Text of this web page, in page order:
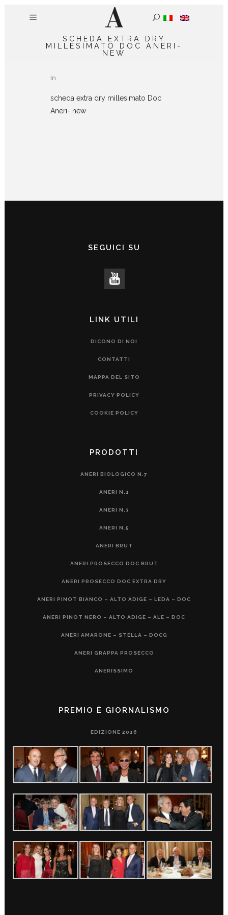
SCHEDA EXTRA DRY
MILLESIMATO DOC ANERI-
NEW
In
scheda extra dry millesimato Doc
Aneri- new
SEGUICI SU
LINK UTILI
DICONO DI NOI
CONTATTI
MAPPA DEL SITO
PRIVACY POLICY
COOKIE POLICY
PRODOTTI
ANERI BIOLOGICO N.7
ANERI N.1
ANERI N.3
ANERI N.5
ANERI BRUT
ANERI PROSECCO DOC BRUT
ANERI PROSECCO DOC EXTRA DRY
ANERI PINOT BIANCO – ALTO ADIGE – LEDA – DOC
ANERI PINOT NERO – ALTO ADIGE – ALE – DOC
ANERI AMARONE – STELLA – DOCG
ANERI GRAPPA PROSECCO
ANERISSIMO
PREMIO È GIORNALISMO
EDIZIONE 2016